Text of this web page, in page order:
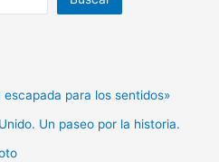
escapada para los sentidos»
Un paseo por la historia.